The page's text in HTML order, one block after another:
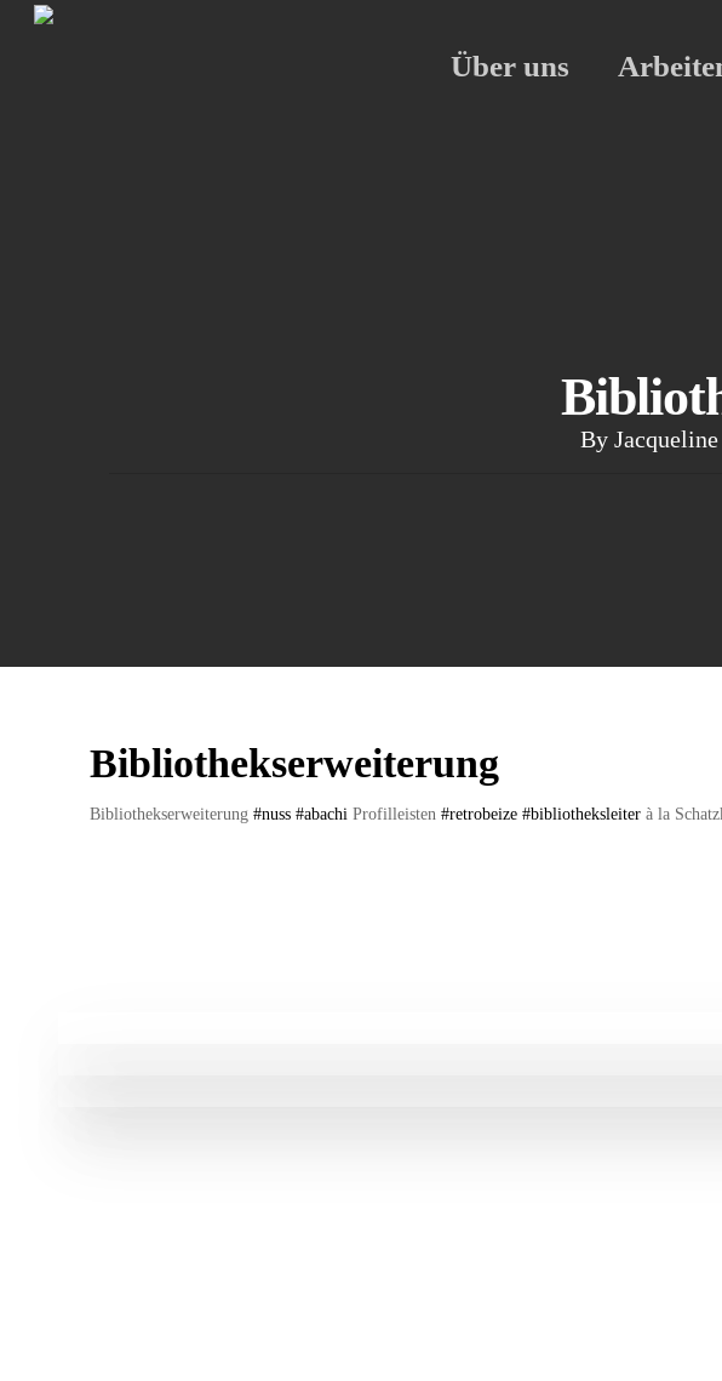
Über uns
By
Bibliothekserweiterung
Bibliothekserweiterung#nuss #abachi Profilleisten#retrobeize #bibliotheksleiter à la